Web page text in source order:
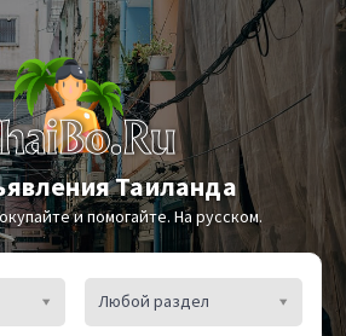
Таиланда
и помогайте. На русском.
Любой раздел